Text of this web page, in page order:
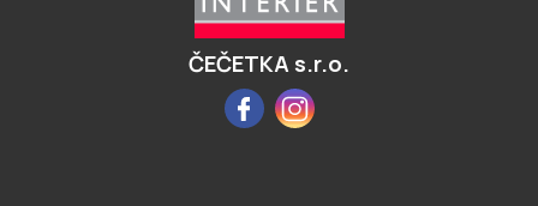
ČEČETKA s.r.o.
FacebookInstagram